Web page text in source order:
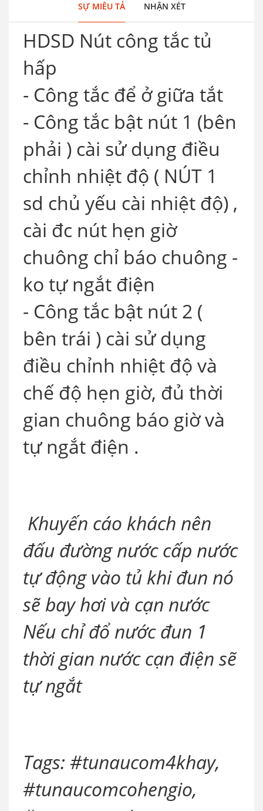
SỰ MIÊU TẢ NHẬN XÉT
HDSD Nút công tắc tủ
hấp
- Công tắc để ở giữa tắt
- Công tắc bật nút 1 (bên
phải ) cài sử dụng điều
chỉnh nhiệt độ ( NÚT 1
sd chủ yếu cài nhiệt độ) ,
cài đc nút hẹn giờ
chuông chỉ báo chuông -
ko tự ngắt điện
- Công tắc bật nút 2 (
bên trái ) cài sử dụng
điều chỉnh nhiệt độ và
chế độ hẹn giờ, đủ thời
gian chuông báo giờ và
tự ngắt điện .
Khuyến cáo khách nên
đấu đường nước cấp nước
tự động vào tủ khi đun nó
sẽ bay hơi và cạn nước
Nếu chỉ đổ nước đun 1
thời gian nước cạn điện sẽ
tự ngắt
Tags: #tunaucom4khay,
#tunaucomcohengio,